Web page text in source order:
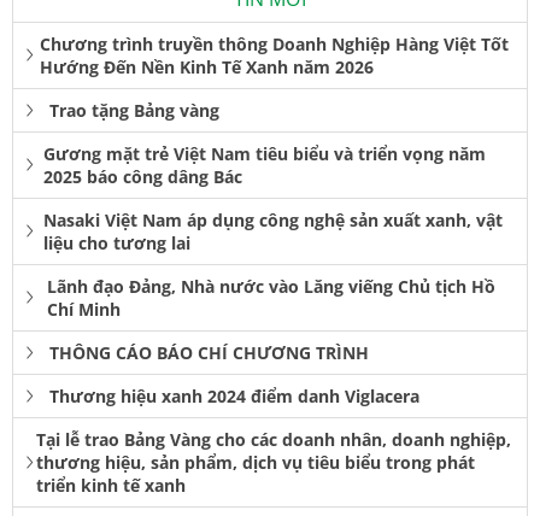
Chương trình truyền thông Doanh Nghiệp Hàng Việt Tốt
Hướng Đến Nền Kinh Tế Xanh năm 2026
Trao tặng Bảng vàng
Gương mặt trẻ Việt Nam tiêu biểu và triển vọng năm
2025 báo công dâng Bác
Nasaki Việt Nam áp dụng công nghệ sản xuất xanh, vật
liệu cho tương lai
Lãnh đạo Đảng, Nhà nước vào Lăng viếng Chủ tịch Hồ
Chí Minh
THÔNG CÁO BÁO CHÍ CHƯƠNG TRÌNH
Thương hiệu xanh 2024 điểm danh Viglacera
Tại lễ trao Bảng Vàng cho các doanh nhân, doanh nghiệp,
thương hiệu, sản phẩm, dịch vụ tiêu biểu trong phát
triển kinh tế xanh